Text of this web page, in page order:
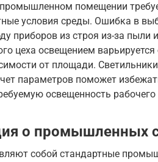
помещении
условия среды. Ошибка в
приборов из строя из-за пыли
цеха освещением
от площади.
параметров поможет
освещенность рабочего
о промышленных
собой стандартные